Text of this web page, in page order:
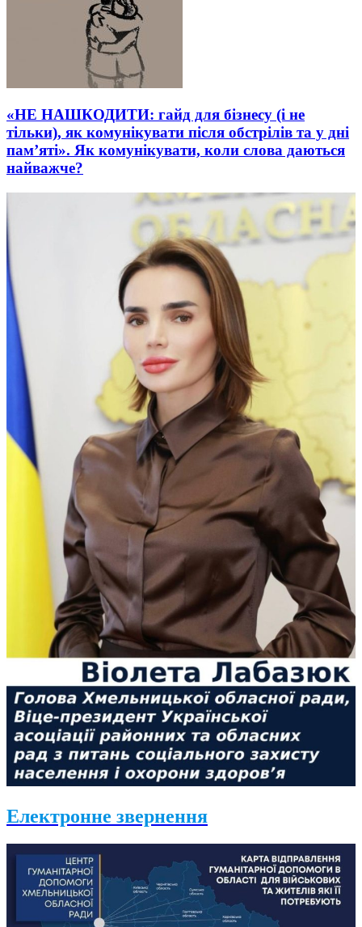
«НЕ НАШКОДИТИ: гайд для бізнесу (і не
тільки), як комунікувати після обстрілів та у дні
пам’яті». Як комунікувати, коли слова даються
найважче?
Електронне звернення